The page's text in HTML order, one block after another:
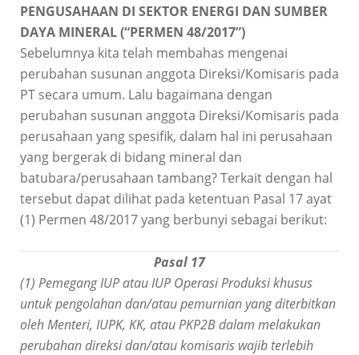
PENGUSAHAAN DI SEKTOR ENERGI DAN SUMBER
DAYA MINERAL (“PERMEN 48/2017”)
Sebelumnya kita telah membahas mengenai
perubahan susunan anggota Direksi/Komisaris pada
PT secara umum. Lalu bagaimana dengan
perubahan susunan anggota Direksi/Komisaris pada
perusahaan yang spesifik, dalam hal ini perusahaan
yang bergerak di bidang mineral dan
batubara/perusahaan tambang? Terkait dengan hal
tersebut dapat dilihat pada ketentuan Pasal 17 ayat
(1) Permen 48/2017 yang berbunyi sebagai berikut:
Pasal 17
(1) Pemegang IUP atau IUP Operasi Produksi khusus
untuk pengolahan dan/atau pemurnian yang diterbitkan
oleh Menteri, IUPK, KK, atau PKP2B dalam melakukan
perubahan direksi dan/atau komisaris wajib terlebih